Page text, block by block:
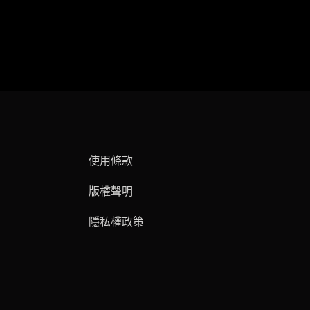
使用條款
版權聲明
隱私權政策